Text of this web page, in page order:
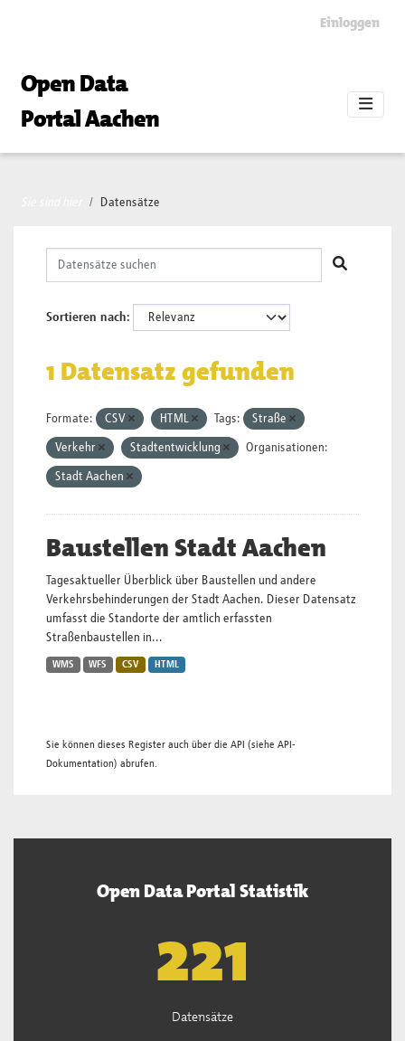
Einloggen
Open Data
Portal Aachen
Datensätze
Sortieren nach
1 Datensatz gefunden
Formate: CSV HTML Tags: Straße
Verkehr Stadtentwicklung Organisationen:
Stadt Aachen
Baustellen Stadt Aachen
Tagesaktueller Überblick über Baustellen und andere
Verkehrsbehinderungen der Stadt Aachen. Dieser Datensatz
umfasst die Standorte der amtlich erfassten
Straßenbaustellen in...
WMS WFS CSV HTML
Sie können dieses Register auch über die API (siehe API-
Dokumentation) abrufen.
Open Data Portal Statistik
222
Datensätze